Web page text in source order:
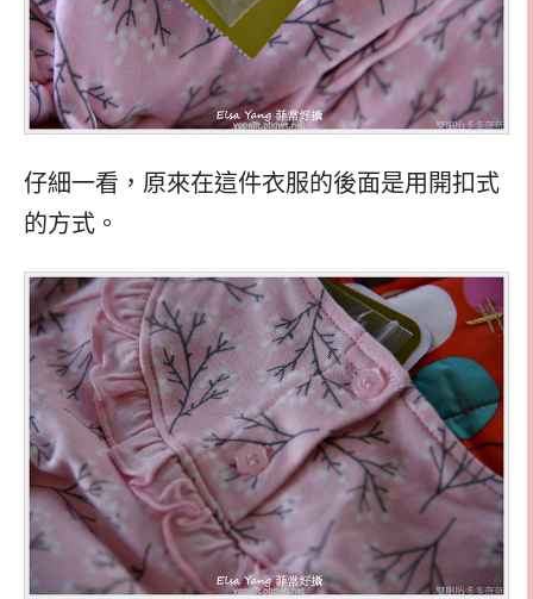
仔細一看，原來在這件衣服的後面是用開扣式
的方式。